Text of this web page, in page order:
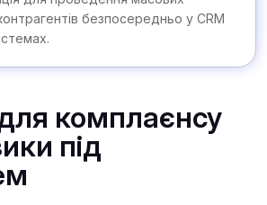
контрагентів безпосередньо у CRM
комплаєнсу
під